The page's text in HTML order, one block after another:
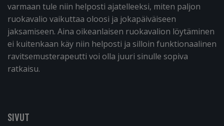
varmaan tule niin helposti ajatelleeksi, miten paljon
ruokavalio vaikuttaa oloosi ja jokapäiväiseen
jaksamiseen. Aina oikeanlaisen ruokavalion löytäminen
ei kuitenkaan käy niin helposti ja silloin funktionaalinen
ravitsemusterapeutti voi olla juuri sinulle sopiva
ratkaisu.
SIVUT